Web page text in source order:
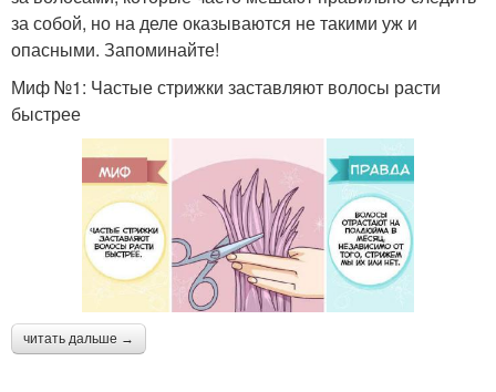
за собой, но на деле оказываются не такими уж и
опасными. Запоминайте!
Миф №1: Частые стрижки заставляют волосы расти
быстрее
читать дальше →